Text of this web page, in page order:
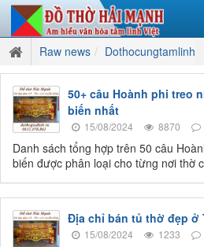
Raw news Dothocungtamlinh
50+ câu Hoành phi treo
biến nhất
15/08/2024 8870
Danh sách tổng hợp trên 50 câu
biến được phân loại cho từng nơi thờ
Địa chỉ bán tủ thờ đẹp ở
15/08/2024 1233